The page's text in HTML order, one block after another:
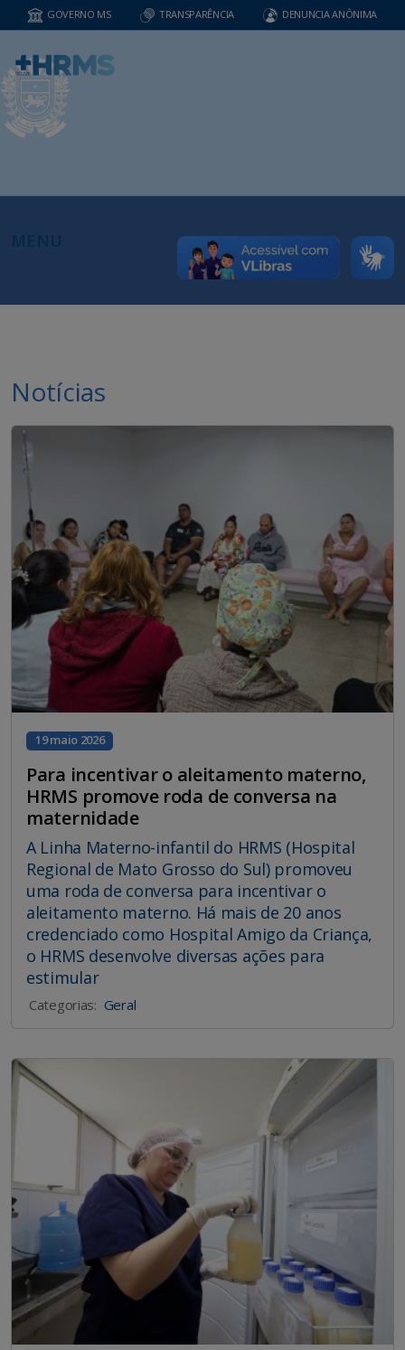
GOVERNO MS TRANSPARÊNCIA DENUNCIA ANÔNIMA
Notícias
19 maio 2026
Para incentivar o aleitamento materno,
HRMS promove roda de conversa na
maternidade
A Linha Materno-infantil do HRMS (Hospital
Regional de Mato Grosso do Sul) promoveu
uma roda de conversa para incentivar o
aleitamento materno. Há mais de 20 anos
credenciado como Hospital Amigo da Criança,
o HRMS desenvolve diversas ações para
estimular
Categorias: Geral